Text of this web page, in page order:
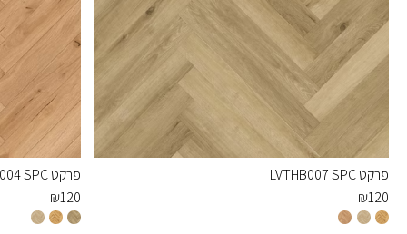
פרקט LVTHB007 SPC
₪120
פרקט LVTHB004 SPC
₪120